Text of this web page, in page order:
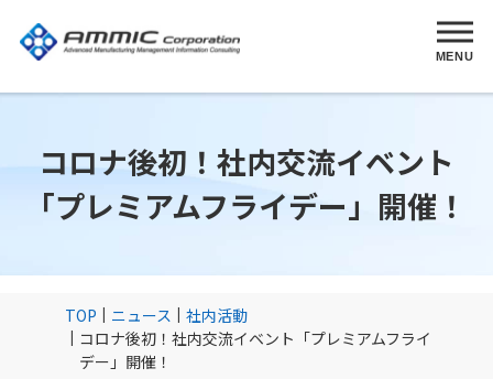
MENU
コロナ後初！社内交流イベント
「プレミアムフライデー」開催！
TOP ニュース
社内活動
コロナ後初！社内交流イベント「プレミアムフライ
デー」開催！